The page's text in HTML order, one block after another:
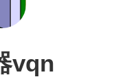
vqn